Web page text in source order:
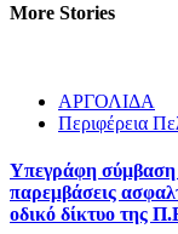
More Stories
ΑΡΓΟΛΙΔΑ
Περιφέρεια
Υπεγράφη σύμβαση
παρεμβάσεις
οδικό δίκτυο της